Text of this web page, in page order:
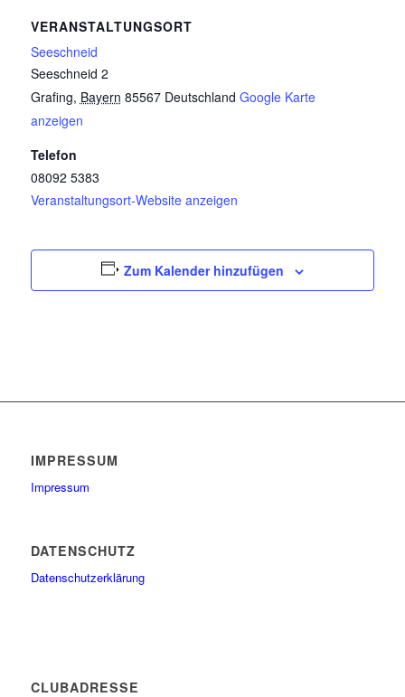
VERANSTALTUNGSORT
Seeschneid
Seeschneid 2
Grafing, Bayern 85567 Deutschland Google Karte
anzeigen
Telefon
08092 5383
Veranstaltungsort-Website anzeigen
Zum Kalender hinzufügen
IMPRESSUM
Impressum
DATENSCHUTZ
Datenschutzerklärung
CLUBADRESSE